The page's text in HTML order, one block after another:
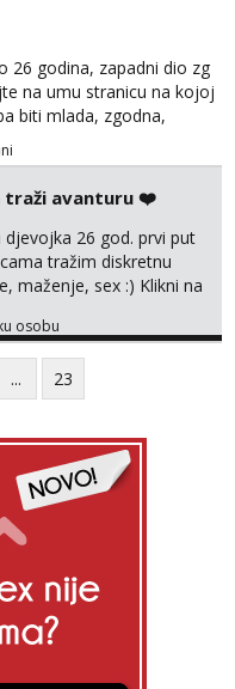
cekam te!
26 godina, zapadni dio zg
na umu stranicu na kojoj
biti mlada, zgodna,
traži avanturu ❤️
26 god. prvi put
tražim diskretnu
maženje, sex :) Klikni na
osobu
... 23